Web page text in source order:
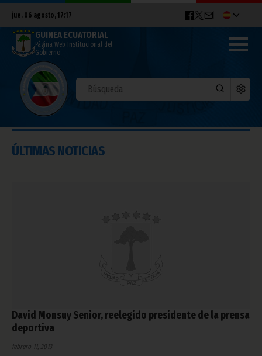
jue. 06 agosto, 17:17
GUINEA ECUATORIAL
Página Web Institucional del
Gobierno
ÚLTIMAS NOTICIAS
David Monsuy Senior, reelegido presidente de la prensa
deportiva
febrero 11, 2013